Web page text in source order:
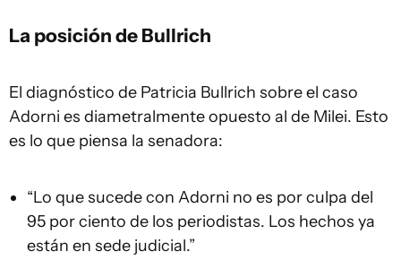
La posición de Bullrich
El diagnóstico de Patricia Bullrich sobre el caso
Adorni es diametralmente opuesto al de Milei. Esto
es lo que piensa la senadora:
“Lo que sucede con Adorni no es por culpa del
95 por ciento de los periodistas. Los hechos ya
están en sede judicial.”